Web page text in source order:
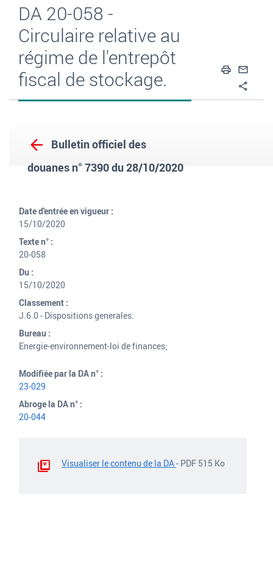
DA 20-058 -
Circulaire relative au
régime de l'entrepôt
fiscal de stockage.
Bulletin officiel des
douanes n° 7390 du 28/10/2020
Date d'entrée en vigueur :
15/10/2020
Texte n° :
20-058
Du :
15/10/2020
Classement :
J.6.0 - Dispositions generales.
Bureau :
Energie-environnement-loi de finances;
Modifiée par la DA n° :
23-029
Abroge la DA n° :
20-044
Visualiser le contenu de la DA- PDF 515 Ko